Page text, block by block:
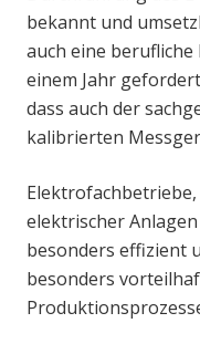
bekannt und
auch eine
einem Jahr
dass auch der
kalibrierten
elektrischer
besonders effizient
besonders